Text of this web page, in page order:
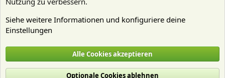
Cookies
Deutsch (Du)
Nutzungsbedingungen
Datenschutz Hilfe und Impressum
Siehe weitere Informationen und konfiguriere deine
Einstellungen
Alle Cookies akzeptieren
Optionale Cookies ablehnen